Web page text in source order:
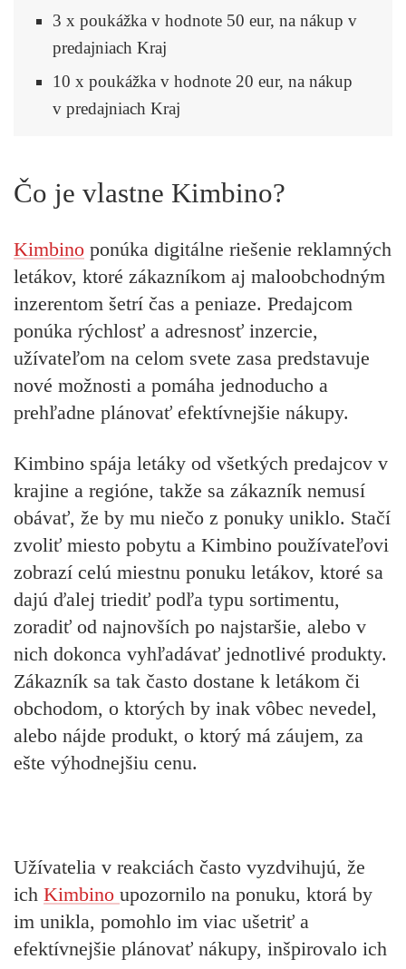
3 x poukážka v hodnote 50 eur, na nákup v
predajniach Kraj
10 x poukážka v hodnote 20 eur, na nákup
v predajniach Kraj
Čo je vlastne Kimbino?
Kimbino ponúka digitálne riešenie reklamných
letákov, ktoré zákazníkom aj maloobchodným
inzerentom šetrí čas a peniaze. Predajcom
ponúka rýchlosť a adresnosť inzercie,
užívateľom na celom svete zasa predstavuje
nové možnosti a pomáha jednoducho a
prehľadne plánovať efektívnejšie nákupy.
Kimbino spája letáky od všetkých predajcov v
krajine a regióne, takže sa zákazník nemusí
obávať, že by mu niečo z ponuky uniklo. Stačí
zvoliť miesto pobytu a Kimbino používateľovi
zobrazí celú miestnu ponuku letákov, ktoré sa
dajú ďalej triediť podľa typu sortimentu,
zoradiť od najnovších po najstaršie, alebo v
nich dokonca vyhľadávať jednotlivé produkty.
Zákazník sa tak často dostane k letákom či
obchodom, o ktorých by inak vôbec nevedel,
alebo nájde produkt, o ktorý má záujem, za
ešte výhodnejšiu cenu.
Užívatelia v reakciách často vyzdvihujú, že
ich Kimbino upozornilo na ponuku, ktorá by
im unikla, pomohlo im viac ušetriť a
efektívnejšie plánovať nákupy, inšpirovalo ich